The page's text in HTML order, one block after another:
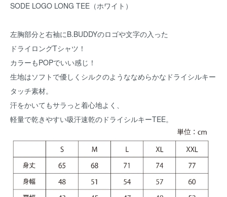
SODE LOGO LONG TEE（ホワイト）
左胸部分と右袖にB.BUDDYのロゴや文字の入った
ドライロングTシャツ！
カラーもPOPでいい感じ！
生地はソフトで優しくシルクのようななめらかなドライシルキー
タッチ素材。
汗をかいてもサラっと着心地よく、
軽量で乾きやすい吸汗速乾のドライシルキーTEE。